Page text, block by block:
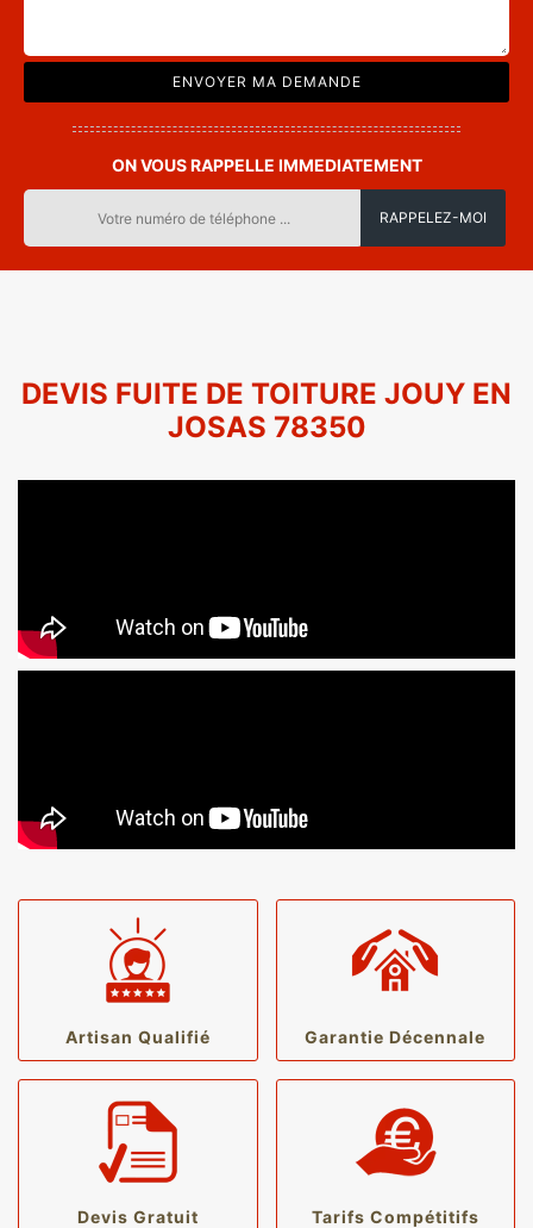
ON VOUS RAPPELLE IMMEDIATEMENT
DEVIS FUITE DE TOITURE JOUY EN
JOSAS 78350
Artisan Qualifié Garantie Décennale
Devis Gratuit Tarifs Compétitifs